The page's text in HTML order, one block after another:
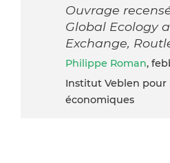
Ouvrage
Global Ecology
Exchange,
Philippe Roman,
Institut Veblen pour
économiques